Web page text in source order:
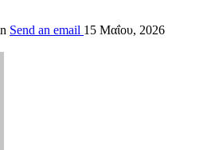
Send an email 15 Μαΐου, 2026